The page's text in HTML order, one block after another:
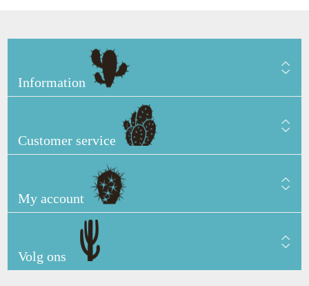
Information
Customer service
My account
Volg ons